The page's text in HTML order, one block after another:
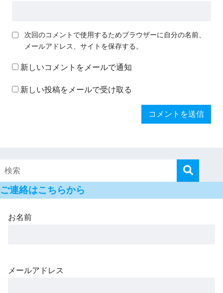
次回のコメントで使用するためブラウザーに自分の名前、
メールアドレス、サイトを保存する。
新しいコメントをメールで通知
新しい投稿をメールで受け取る
ご連絡はこちらから
お名前
メールアドレス